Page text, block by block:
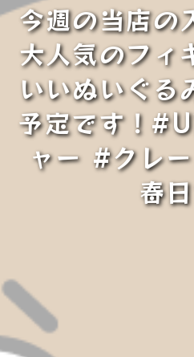
今週の当店
大人気のフィ
いいぬいぐる
予定です！
ャー #クレ
春